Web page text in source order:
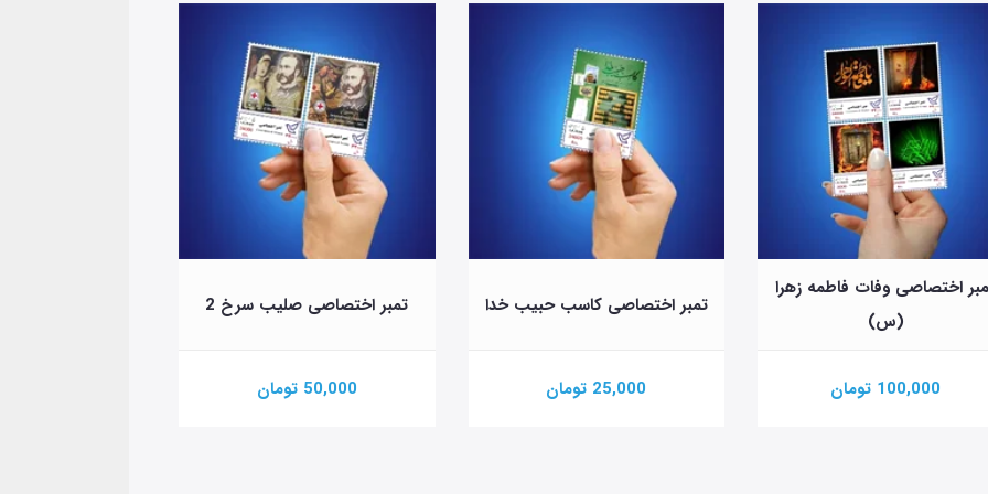
اختصاصی وفات فاطمه زهرا
(س)
100,000 تومان
تمبر اختصاصی کاسب حبیب خدا
25,000 تومان
تمبر اختصاصی صلیب سرخ 2
50,000 تومان